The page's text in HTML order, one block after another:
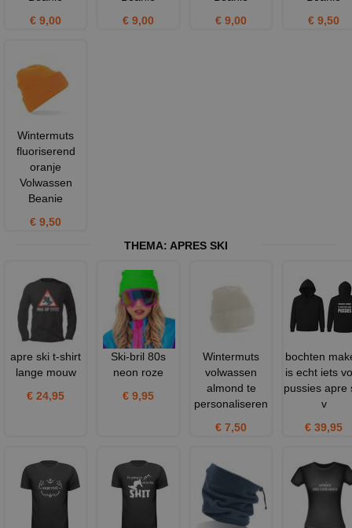
€ 9,00
€ 9,00
€ 9,00
€ 9,50
Wintermuts
fluoriserend
oranje
Volwassen
Beanie
€ 9,50
THEMA: APRES SKI
apre ski t-shirt
lange mouw
€ 24,95
Ski-bril 80s
neon roze
€ 9,95
Wintermuts
volwassen
almond te
personaliseren
€ 7,50
bochten
is echt iets
pussies apre
v
€ 39,95